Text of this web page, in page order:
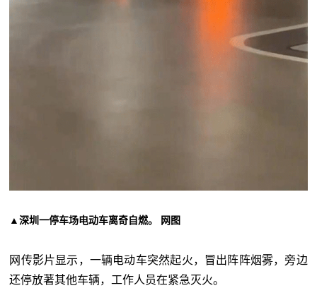
▲深圳一停车场电动车离奇自燃。 网图
网传影片显示，一辆电动车突然起火，冒出阵阵烟雾，旁边
还停放著其他车辆，工作人员在紧急灭火。